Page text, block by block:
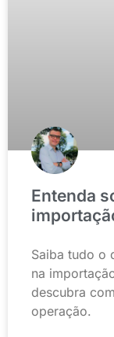
Entenda
Saiba tudo o
na
descubra
operação.